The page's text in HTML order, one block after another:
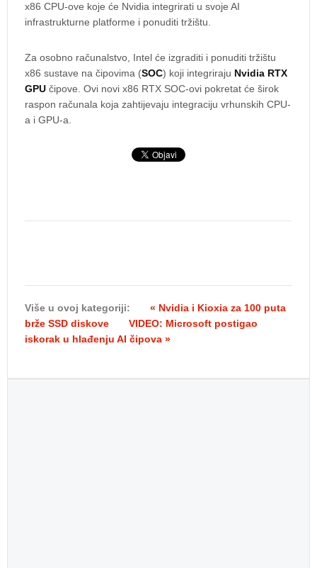
x86 CPU-ove koje će Nvidia integrirati u svoje AI
infrastrukturne platforme i ponuditi tržištu.
Za osobno računalstvo, Intel će izgraditi i ponuditi tržištu
x86 sustave na čipovima (SOC) koji integriraju Nvidia RTX
GPU čipove. Ovi novi x86 RTX SOC-ovi pokretat će širok
raspon računala koja zahtijevaju integraciju vrhunskih CPU-
a i GPU-a.
Više u ovoj kategoriji:
« Nvidia i Kioxia za 100 puta
brže SSD diskove
VIDEO: Microsoft postigao
iskorak u hlađenju AI čipova »